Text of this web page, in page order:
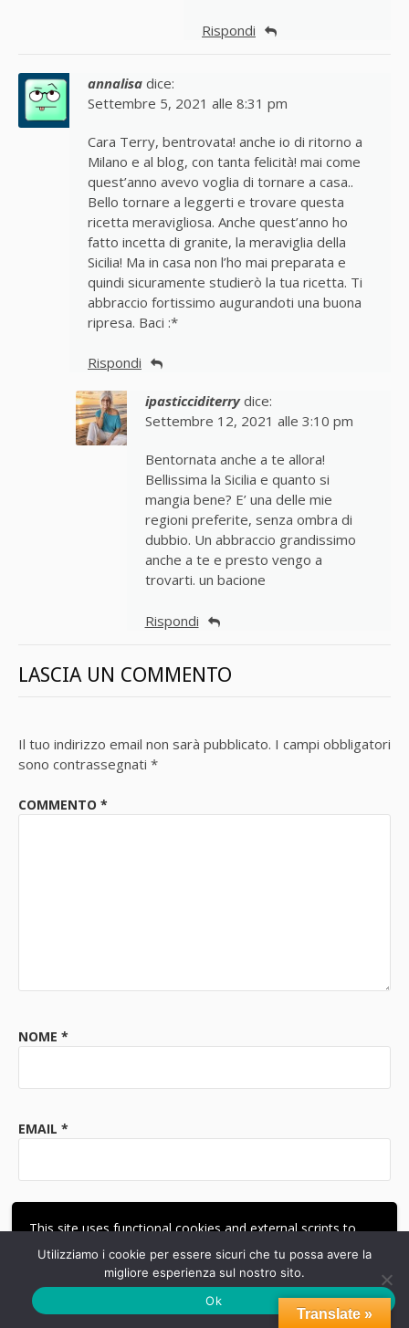
This site uses functional cookies and external scripts to
improve your experience.
LE MIE IMPOSTAZIONI
ACCETTA
Rispondi
annalisa dice:
Settembre 5, 2021 alle 8:31 pm
Cara Terry, bentrovata! anche io di ritorno a
Milano e al blog, con tanta felicità! mai come
quest’anno avevo voglia di tornare a casa..
Bello tornare a leggerti e trovare questa
ricetta meravigliosa. Anche quest’anno ho
fatto incetta di granite, la meraviglia della
Sicilia! Ma in casa non l’ho mai preparata e
quindi sicuramente studierò la tua ricetta. Ti
abbraccio fortissimo augurandoti una buona
ripresa. Baci :*
Rispondi
ipasticciditerry dice:
Settembre 12, 2021 alle 3:10 pm
Bentornata anche a te allora!
Bellissima la Sicilia e quanto si
mangia bene? E’ una delle mie
regioni preferite, senza ombra di
dubbio. Un abbraccio grandissimo
anche a te e presto vengo a
trovarti. un bacione
Rispondi
LASCIA UN COMMENTO
Il tuo indirizzo email non sarà pubblicato. I campi obbligatori
sono contrassegnati *
COMMENTO *
NOME *
EMAIL *
SITO WEB
DO IL MIO CONSENSO AFFINCHÈ UN COOKIE SALVI I
Translate »
Utilizziamo i cookie per essere sicuri che tu possa avere la
migliore esperienza sul nostro sito.
Ok